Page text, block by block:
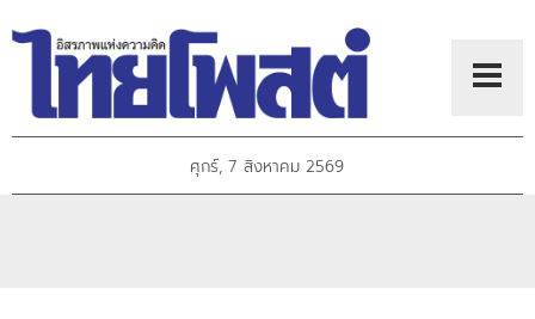
ศุกร์, 7 สิงหาคม 2569